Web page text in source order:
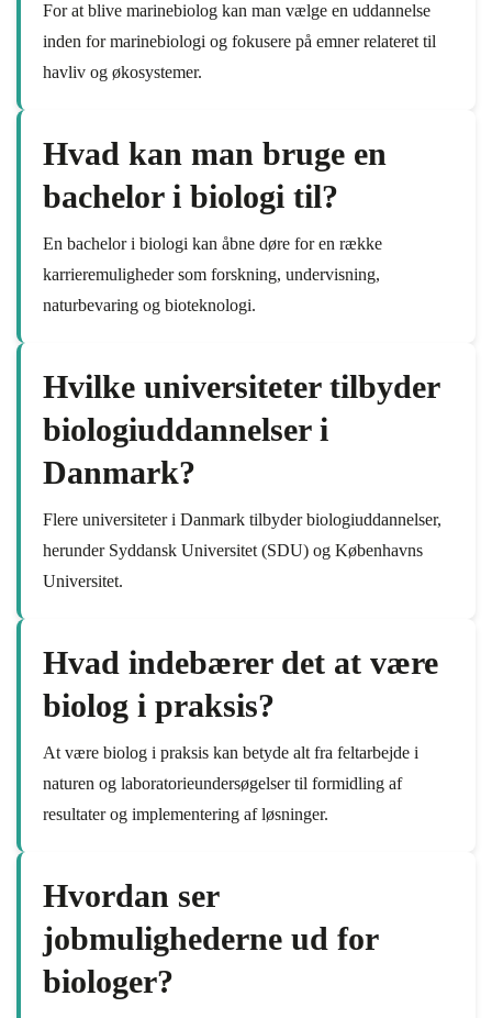
For at blive marinebiolog kan man vælge en uddannelse
inden for marinebiologi og fokusere på emner relateret til
havliv og økosystemer.
Hvad kan man bruge en
bachelor i biologi til?
En bachelor i biologi kan åbne døre for en række
karrieremuligheder som forskning, undervisning,
naturbevaring og bioteknologi.
Hvilke universiteter tilbyder
biologiuddannelser i
Danmark?
Flere universiteter i Danmark tilbyder biologiuddannelser,
herunder Syddansk Universitet (SDU) og Københavns
Universitet.
Hvad indebærer det at være
biolog i praksis?
At være biolog i praksis kan betyde alt fra feltarbejde i
naturen og laboratorieundersøgelser til formidling af
resultater og implementering af løsninger.
Hvordan ser
jobmulighederne ud for
biologer?